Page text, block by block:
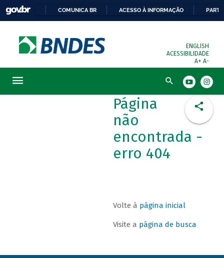
COMUNICA BR ACESSO À INFORMAÇÃO
ENGLISH
ACESSIBILIDADE
A+ A-
Busca
Página
não
encontrada -
erro 404
Volte à página inicial
Visite a página de busca